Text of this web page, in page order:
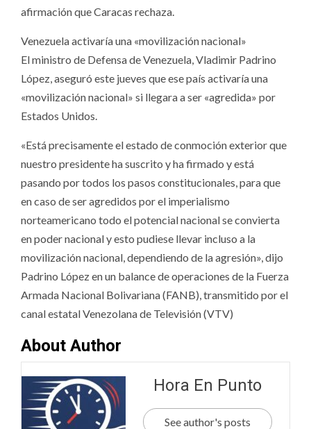
afirmación que Caracas rechaza.
Venezuela activaría una «movilización nacional»
El ministro de Defensa de Venezuela, Vladimir Padrino
López, aseguró este jueves que ese país activaría una
«movilización nacional» si llegara a ser «agredida» por
Estados Unidos.
«Está precisamente el estado de conmoción exterior que
nuestro presidente ha suscrito y ha firmado y está
pasando por todos los pasos constitucionales, para que
en caso de ser agredidos por el imperialismo
norteamericano todo el potencial nacional se convierta
en poder nacional y esto pudiese llevar incluso a la
movilización nacional, dependiendo de la agresión», dijo
Padrino López en un balance de operaciones de la Fuerza
Armada Nacional Bolivariana (FANB), transmitido por el
canal estatal Venezolana de Televisión (VTV)
About Author
Hora En Punto
See author's posts